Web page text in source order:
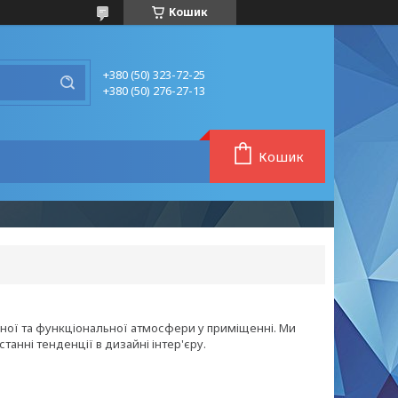
Кошик
+380 (50) 323-72-25
+380 (50) 276-27-13
Кошик
та функціональної атмосфери у приміщенні. Ми
тенденції в дизайні інтер'єру.